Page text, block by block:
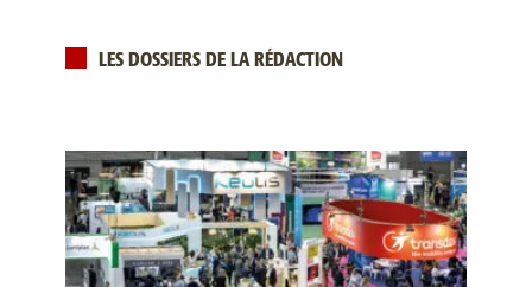
LES DOSSIERS DE LA RÉDACTION